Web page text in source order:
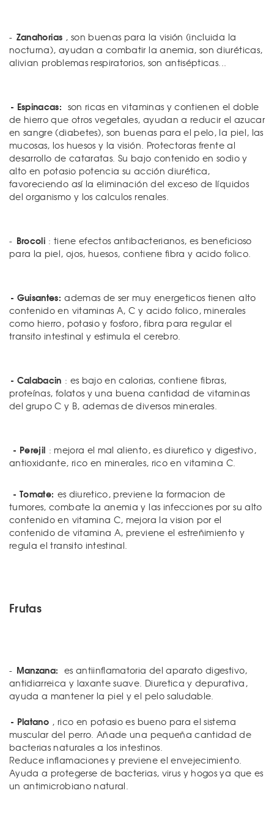
- Zanahorias , son buenas para la visión (incluida la
nocturna), ayudan a combatir la anemia, son diuréticas,
alivian problemas respiratorios, son antisépticas...
- Espinacas: son ricas en vitaminas y contienen el doble
de hierro que otros vegetales, ayudan a reducir el azucar
en sangre (diabetes), son buenas para el pelo, la piel, las
mucosas, los huesos y la visión. Protectoras frente al
desarrollo de cataratas. Su bajo contenido en sodio y
alto en potasio potencia su acción diurética,
favoreciendo así la eliminación del exceso de líquidos
del organismo y los calculos renales.
- Brocoli : tiene efectos antibacterianos, es beneficioso
para la piel, ojos, huesos, contiene fibra y acido folico.
- Guisantes: ademas de ser muy energeticos tienen alto
contenido en vitaminas A, C y acido folico, minerales
como hierro, potasio y fosforo, fibra para regular el
transito intestinal y estimula el cerebro.
- Calabacin : es bajo en calorias, contiene fibras,
proteínas, folatos y una buena cantidad de vitaminas
del grupo C y B, ademas de diversos minerales.
- Perejil : mejora el mal aliento, es diuretico y digestivo,
antioxidante, rico en minerales, rico en vitamina C.
- Tomate: es diuretico, previene la formacion de
tumores, combate la anemia y las infecciones por su alto
contenido en vitamina C, mejora la vision por el
contenido de vitamina A, previene el estreñimiento y
regula el transito intestinal.
Frutas
- Manzana: es antiinflamatoria del aparato digestivo,
antidiarreica y laxante suave. Diuretica y depurativa,
ayuda a mantener la piel y el pelo saludable.
- Platano , rico en potasio es bueno para el sistema
muscular del perro. Añade una pequeña cantidad de
bacterias naturales a los intestinos.
Reduce inflamaciones y previene el envejecimiento.
Ayuda a protegerse de bacterias, virus y hogos ya que es
un antimicrobiano natural.